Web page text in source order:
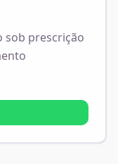
sob prescrição